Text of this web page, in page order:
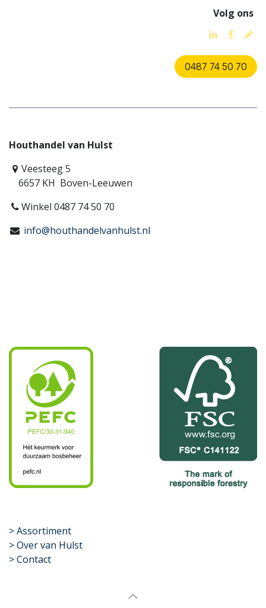
Volg ons
0487 74 50 70
Houthandel van Hulst
Veesteeg 5
6657 KH Boven-Leeuwen
Winkel 0487 74 50 70
info@houthandelvanhulst.nl
​>Assortiment
> Over van Hulst
> Contact